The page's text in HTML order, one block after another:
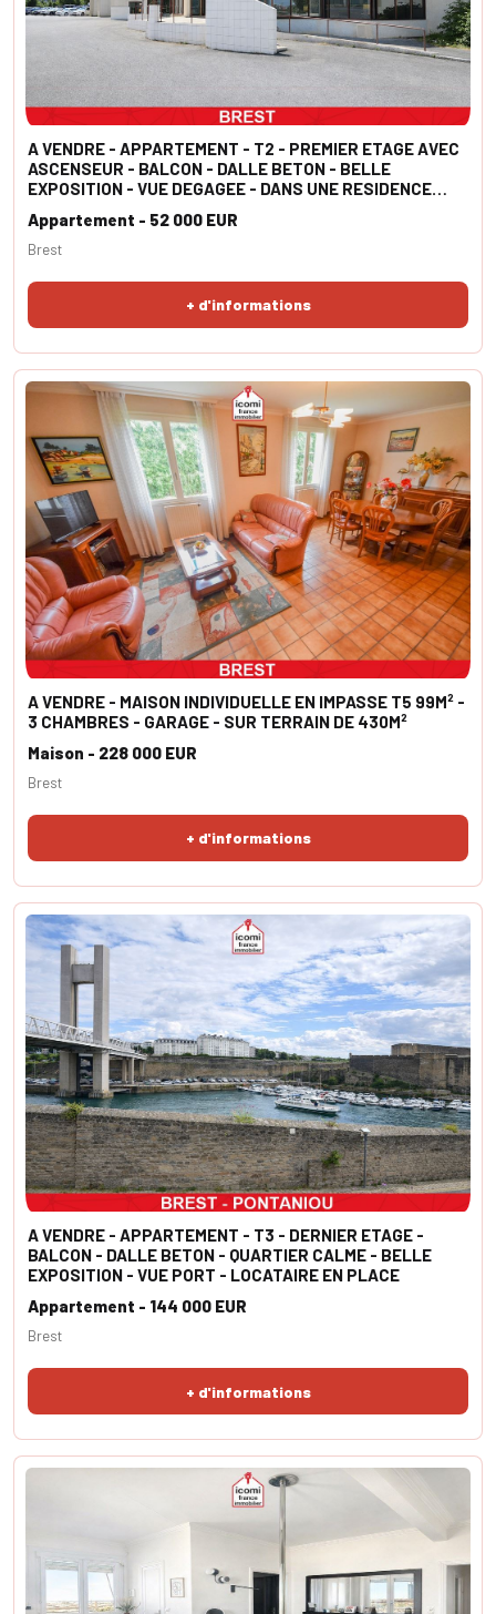
A VENDRE - APPARTEMENT - T2 - PREMIER ETAGE AVEC
ASCENSEUR - BALCON - DALLE BETON - BELLE
EXPOSITION - VUE DEGAGEE - DANS UNE RESIDENCE
Appartement - 52 000 EUR
+ d'informations
Brest
A VENDRE - MAISON INDIVIDUELLE EN IMPASSE T5 99M² -
3 CHAMBRES - GARAGE - SUR TERRAIN DE 430M²
Maison - 228 000 EUR
+ d'informations
Brest
A VENDRE - APPARTEMENT - T3 - DERNIER ETAGE -
BALCON - DALLE BETON - QUARTIER CALME - BELLE
EXPOSITION - VUE PORT - LOCATAIRE EN PLACE
Appartement - 144 000 EUR
+ d'informations
Brest